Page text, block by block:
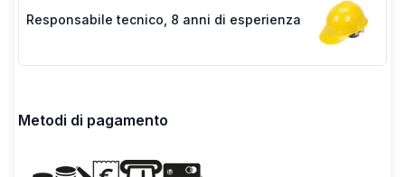
Responsabile tecnico 8 anni di esperienza
Metodi di pagamento